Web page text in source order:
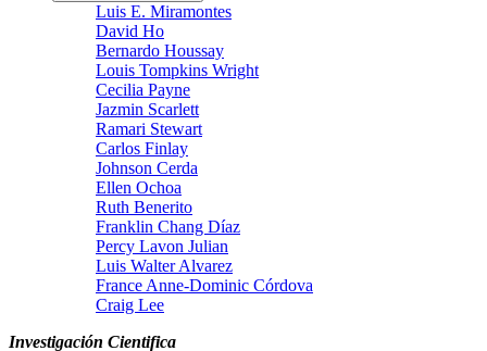
Luis E. Miramontes
David Ho
Bernardo Houssay
Louis Tompkins Wright
Cecilia Payne
Jazmin Scarlett
Ramari Stewart
Carlos Finlay
Johnson Cerda
Ellen Ochoa
Ruth Benerito
Franklin Chang Díaz
Percy Lavon Julian
Luis Walter Alvarez
France Anne-Dominic Córdova
Craig Lee
Investigación Cientifica